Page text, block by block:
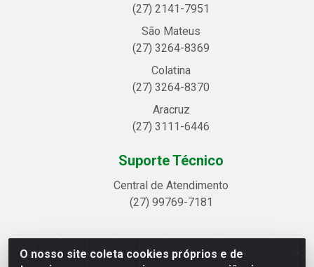
O nosso site coleta cookies próprios e de
(27) 2141-7951
São Mateus
(27) 3264-8369
Colatina
(27) 3264-8370
Aracruz
(27) 3111-6446
Suporte Técnico
Central de Atendimento
(27) 99769-7181
Linhavix Distribuidora LTDA - Avenida Alegre, 2521 -